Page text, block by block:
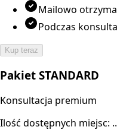
Mailowo
Podczas
Kup teraz
Pakiet STANDARD
Konsultacja premium
Ilość dostępnych miejsc: